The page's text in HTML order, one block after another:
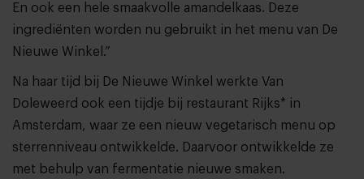
En ook een hele smaakvolle amandelkaas. Deze
ingrediënten worden nu gebruikt in het menu van De
Nieuwe Winkel.”
Na haar tijd bij De Nieuwe Winkel werkte Van
Doleweerd ook een tijdje bij restaurant Rijks* in
Amsterdam, waar ze een nieuw vegetarisch menu op
sterrenniveau ontwikkelde. Daarvoor ontwikkelde ze
met behulp van fermentatie nieuwe smaken.